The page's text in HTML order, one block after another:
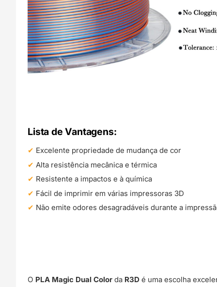
Lista de Vantagens:
Excelente propriedade de mudança de cor
Alta resistência mecânica e térmica
Resistente a impactos e à química
Fácil de imprimir em várias impressoras 3D
Não emite odores desagradáveis durante a
O PLA Magic Dual Color da R3D é uma escolha